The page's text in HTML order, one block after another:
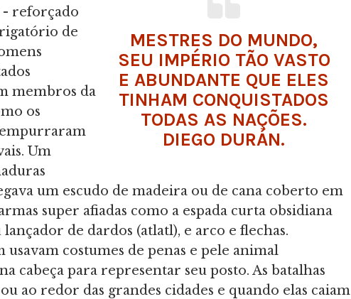
MESTRES DO MUNDO,
SEU IMPÉRIO TÃO VASTO
E ABUNDANTE QUE ELES
TINHAM CONQUISTADOS
TODAS AS NAÇÕES.
DIEGO DURÁN.
- reforçado
de
membros da
os
Um
um escudo de madeira ou de cana coberto em
super afiadas como a espada curta obsidiana
de dardos (atlatl), e arco e flechas.
costumes de penas e pele animal
cabeça para representar seu posto. As batalhas
ao redor das grandes cidades e quando elas caiam